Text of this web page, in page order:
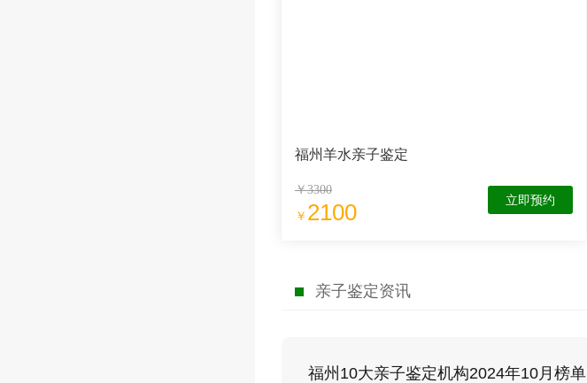
福州羊水亲子鉴定
￥3300
￥ 2100 立即预约
亲子鉴定资讯
福州10大亲子鉴定机构2024年10月榜单